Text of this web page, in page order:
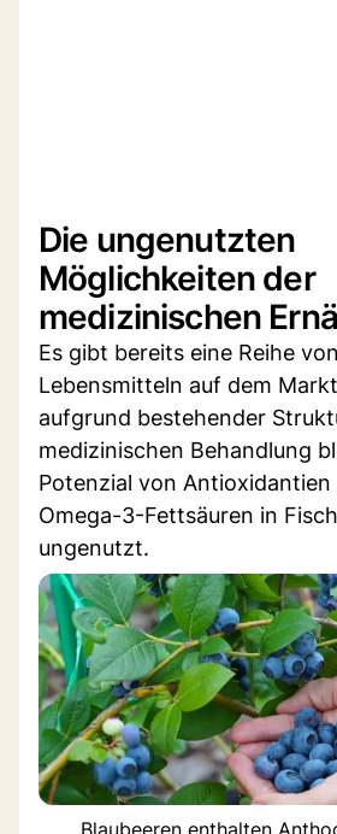
Die ungenutzten
Möglichkeiten der
medizinischen
Es gibt bereits eine Reihe
Lebensmitteln auf dem
aufgrund bestehender
medizinischen Behandlung
Potenzial von Antioxidantien
Omega-3-Fettsäuren in
ungenutzt.
Blaubeeren enthalten